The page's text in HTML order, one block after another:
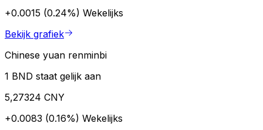
+0.0015 (0.24%) Wekelijks
Bekijk grafiek
Chinese yuan renminbi
1 BND staat gelijk aan
5,27324 CNY
+0.0083 (0.16%) Wekelijks